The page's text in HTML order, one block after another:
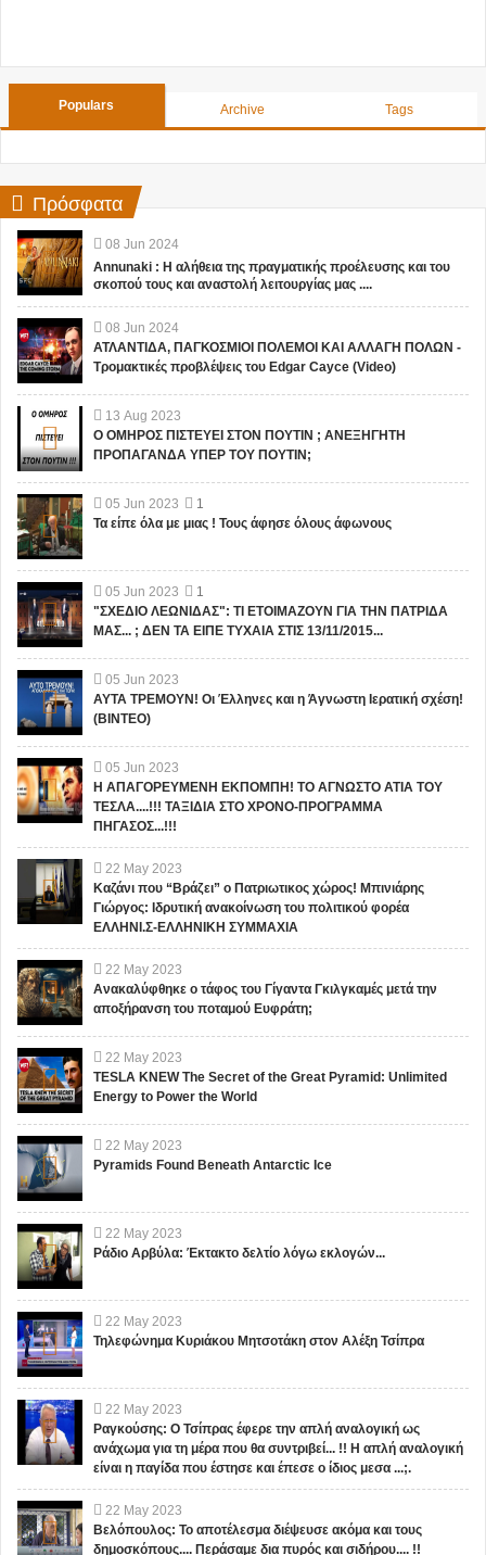
Populars Archive Tags
Πρόσφατα
08 Jun 2024
Annunaki : Η αλήθεια της πραγματικής προέλευσης και του
σκοπού τους και αναστολή λειτουργίας μας ....
08 Jun 2024
ΑΤΛΑΝΤΙΔΑ, ΠΑΓΚΟΣΜΙΟΙ ΠΟΛΕΜΟΙ ΚΑΙ ΑΛΛΑΓΗ ΠΟΛΩΝ -
Τρομακτικές προβλέψεις του Edgar Cayce (Video)
13 Aug 2023
Ο ΟΜΗΡΟΣ ΠΙΣΤΕΥΕΙ ΣΤΟΝ ΠΟΥΤΙΝ ; ΑΝΕΞΗΓΗΤΗ
ΠΡΟΠΑΓΑΝΔΑ ΥΠΕΡ ΤΟΥ ΠΟΥΤΙΝ;
05 Jun 2023
1
Τα είπε όλα με μιας ! Τους άφησε όλους άφωνους
05 Jun 2023
1
"ΣΧΕΔΙΟ ΛΕΩΝΙΔΑΣ": ΤΙ ΕΤΟΙΜΑΖΟΥΝ ΓΙΑ ΤΗΝ ΠΑΤΡΙΔΑ
ΜΑΣ... ; ΔΕΝ ΤΑ ΕΙΠΕ ΤΥΧΑΙΑ ΣΤΙΣ 13/11/2015...
05 Jun 2023
ΑΥΤΑ ΤΡΕΜΟΥΝ! Οι Έλληνες και η Άγνωστη Ιερατική σχέση!
(ΒΙΝΤΕΟ)
05 Jun 2023
Η ΑΠΑΓΟΡΕΥΜΕΝΗ ΕΚΠΟΜΠΗ! ΤΟ ΑΓΝΩΣΤΟ ΑΤΙΑ ΤΟΥ
ΤΕΣΛΑ....!!! ΤΑΞΙΔΙΑ ΣΤΟ ΧΡΟΝΟ-ΠΡΟΓΡΑΜΜΑ
ΠΗΓΑΣΟΣ...!!!
22 May 2023
Καζάνι που “Βράζει” ο Πατριωτικος χώρος! Μπινιάρης
Γιώργος: Ιδρυτική ανακοίνωση του πολιτικού φορέα
ΕΛΛΗΝΙ.Σ-ΕΛΛΗΝΙΚΗ ΣΥΜΜΑΧΙΑ
22 May 2023
Ανακαλύφθηκε ο τάφος του Γίγαντα Γκιλγκαμές μετά την
αποξήρανση του ποταμού Ευφράτη;
22 May 2023
TESLA KNEW The Secret of the Great Pyramid: Unlimited
Energy to Power the World
22 May 2023
Pyramids Found Beneath Antarctic Ice
22 May 2023
Ράδιο Αρβύλα: Έκτακτο δελτίο λόγω εκλογών...
22 May 2023
Τηλεφώνημα Κυριάκου Μητσοτάκη στον Αλέξη Τσίπρα
22 May 2023
Ραγκούσης: Ο Τσίπρας έφερε την απλή αναλογική ως
ανάχωμα για τη μέρα που θα συντριβεί... !! Η απλή αναλογική
είναι η παγίδα που έστησε και έπεσε ο ίδιος μεσα ...;.
22 May 2023
Βελόπουλος: Το αποτέλεσμα διέψευσε ακόμα και τους
δημοσκόπους.... Περάσαμε δια πυρός και σιδήρου.... !!